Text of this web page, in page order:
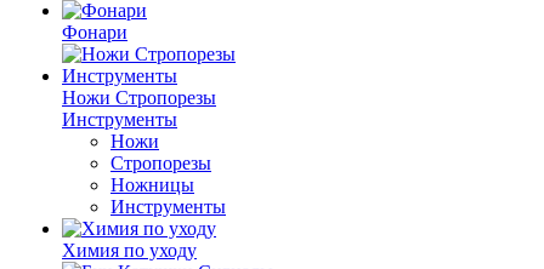
Фонари
Ножи Стропорезы
Инструменты
Ножи
Стропорезы
Ножницы
Инструменты
Химия по уходу